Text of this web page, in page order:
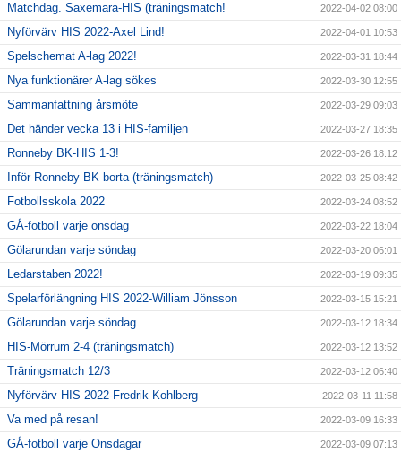
Matchdag. Saxemara-HIS (träningsmatch! 2022-04-02 08:00
Nyförvärv HIS 2022-Axel Lind! 2022-04-01 10:53
Spelschemat A-lag 2022! 2022-03-31 18:44
Nya funktionärer A-lag sökes 2022-03-30 12:55
Sammanfattning årsmöte 2022-03-29 09:03
Det händer vecka 13 i HIS-familjen 2022-03-27 18:35
Ronneby BK-HIS 1-3! 2022-03-26 18:12
Inför Ronneby BK borta (träningsmatch) 2022-03-25 08:42
Fotbollsskola 2022 2022-03-24 08:52
GÅ-fotboll varje onsdag 2022-03-22 18:04
Gölarundan varje söndag 2022-03-20 06:01
Ledarstaben 2022! 2022-03-19 09:35
Spelarförlängning HIS 2022-William Jönsson 2022-03-15 15:21
Gölarundan varje söndag 2022-03-12 18:34
HIS-Mörrum 2-4 (träningsmatch) 2022-03-12 13:52
Träningsmatch 12/3 2022-03-12 06:40
Nyförvärv HIS 2022-Fredrik Kohlberg 2022-03-11 11:58
Va med på resan! 2022-03-09 16:33
GÅ-fotboll varje Onsdagar 2022-03-09 07:13